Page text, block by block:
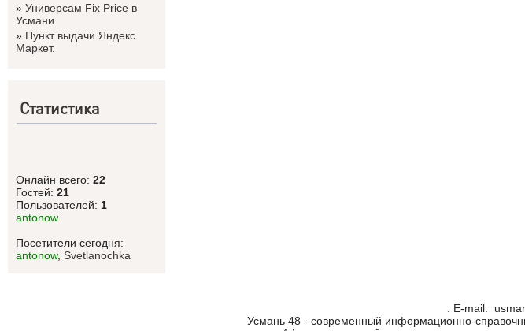
» Универсам Fix Price в
Усмани.
» Пункт выдачи Яндекс
Маркет.
Статистика
Онлайн всего: 22
Гостей: 21
Пользователей: 1
antonow
Посетители сегодня:
antonow, Svetlanоchka
. Е-mail:
Усмань 48 - современный информационно-